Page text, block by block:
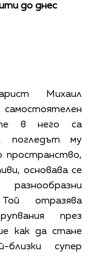
до днес
Михаил
в него са
погледът му
пространство,
основава се
отразява
през
как да стане
супер